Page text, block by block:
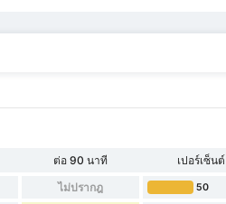
ต่อ 90 นาที
เปอร์เซ็นต์
ไม่ปรากฎ 50